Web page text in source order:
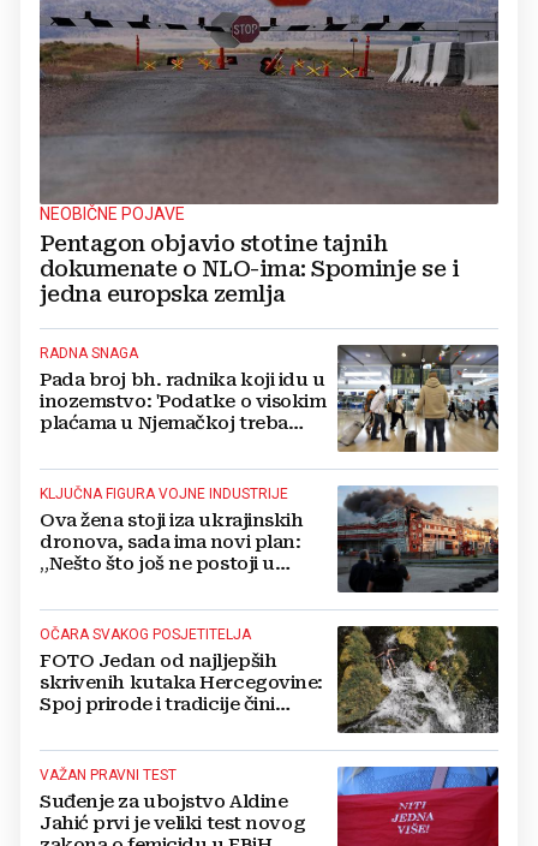
NEOBIČNE POJAVE
Pentagon objavio stotine tajnih
dokumenate o NLO-ima: Spominje se i
jedna europska zemlja
RADNA SNAGA
Pada broj bh. radnika koji idu u
inozemstvo: 'Podatke o visokim
plaćama u Njemačkoj treba
KLJUČNA FIGURA VOJNE INDUSTRIJE
Ova žena stoji iza ukrajinskih
dronova, sada ima novi plan:
„Nešto što još ne postoji u
OČARA SVAKOG POSJETITELJA
FOTO Jedan od najljepših
skrivenih kutaka Hercegovine:
Spoj prirode i tradicije čini
destinacijom
VAŽAN PRAVNI TEST
Suđenje za ubojstvo Aldine
Jahić prvi je veliki test novog